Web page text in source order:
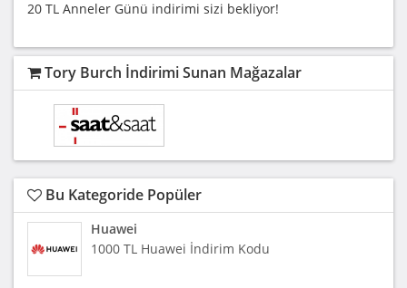
20 TL Anneler Günü indirimi sizi bekliyor!
Tory Burch İndirimi Sunan Mağazalar
Bu Kategoride Popüler
Huawei
1000 TL Huawei İndirim Kodu